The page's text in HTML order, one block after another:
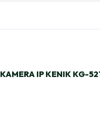
KAMERA IP KENIK KG-